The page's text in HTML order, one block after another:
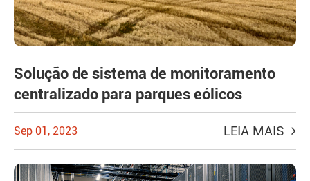
Solução de sistema de monitoramento
centralizado para parques eólicos
Sep 01, 2023 LEIA MAIS